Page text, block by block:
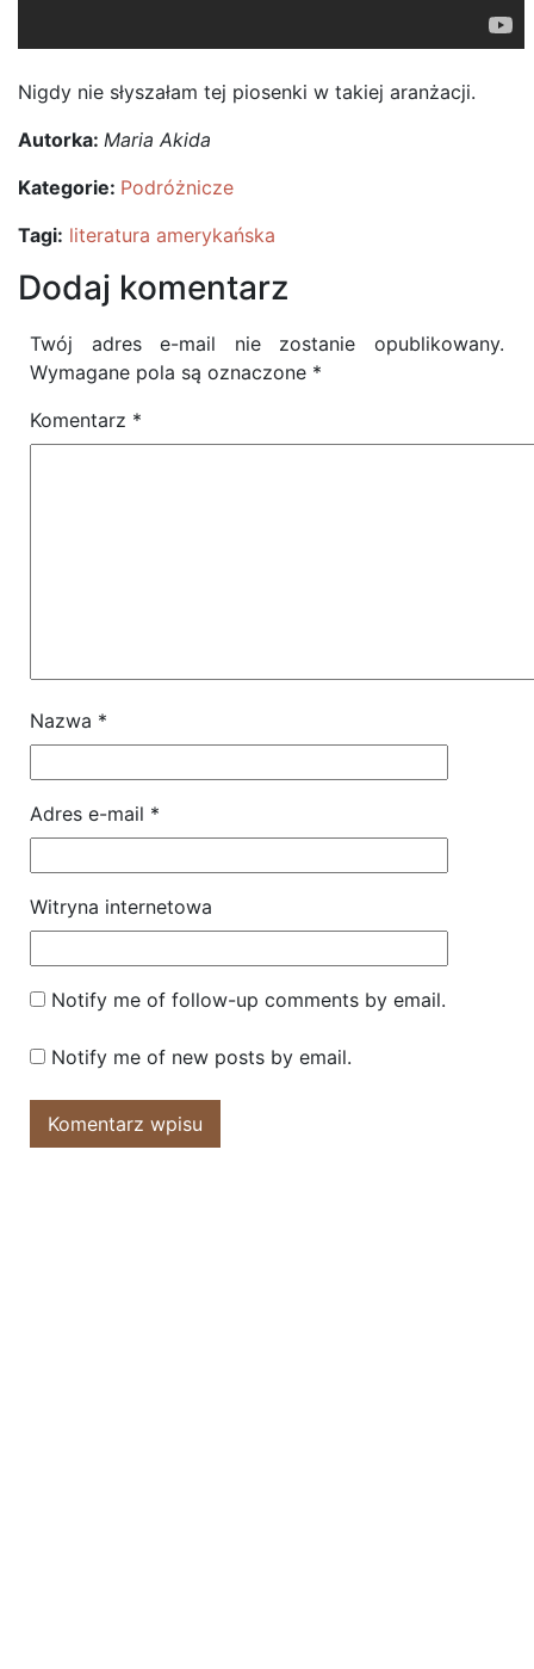
Nigdy nie słyszałam tej piosenki w takiej aranżacji.
Autorka: Maria Akida
Kategorie: Podróżnicze
Tagi: literatura amerykańska
Dodaj komentarz
Twój adres e-mail nie zostanie opublikowany.
Wymagane pola są oznaczone *
Komentarz *
Nazwa *
Adres e-mail *
Witryna internetowa
Notify me of follow-up comments by email.
Notify me of new posts by email.